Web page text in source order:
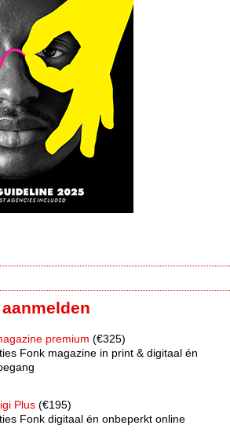
premium (€325)
Fonk magazine in print & digitaal én
Plus (€195)
Fonk digitaal én onbeperkt online